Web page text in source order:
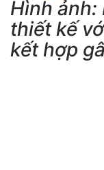
Hình
thiết kế
kết hợp